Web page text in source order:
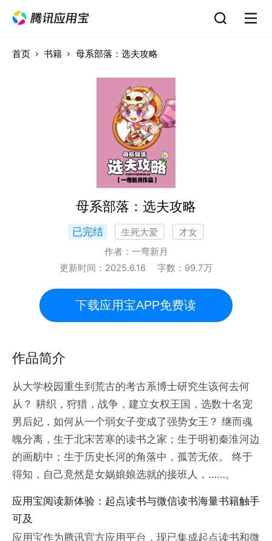
首页 书籍 母系部落：选夫攻略
母系部落：选夫攻略
已完结 生死大爱
才女
作者： 一弯新月
更新时间： 2025.6.16 字数： 99.7万
下载应用宝APP免费读
作品简介
从大学校园重生到荒古的考古系博士研究生该何去何
从？ 耕织，狩猎，战争，建立女权王国，选数十名宠
男后妃，如何从一个弱女子变成了强势女王？ 继而魂
魄分离，生于北宋苦寒的读书之家；生于明初秦淮河边
的画舫中；生于历史长河的角落中，孤苦无依。 终于
得知，自己竟然是女娲娘娘选就的接班人，……。
应用宝阅读新体验：起点读书与微信读书海量书籍触手
可及
应用宝作为腾讯官方应用平台，现已集成起点读书和微